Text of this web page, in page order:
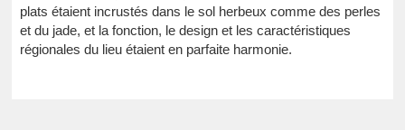
plats étaient incrustés dans le sol herbeux comme des perles
et du jade, et la fonction, le design et les caractéristiques
régionales du lieu étaient en parfaite harmonie.